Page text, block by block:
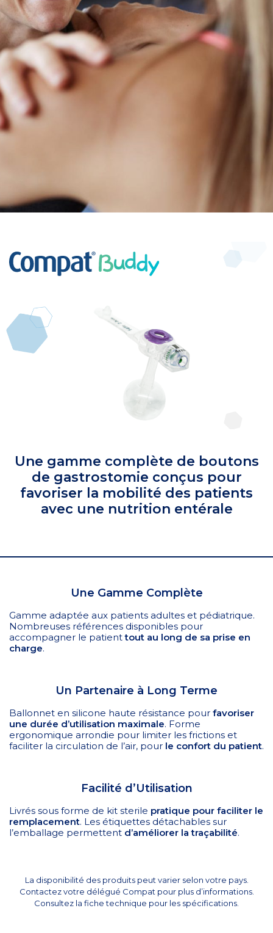
Une gamme complète de boutons
de gastrostomie conçus pour
favoriser la mobilité des patients
avec une nutrition entérale
Une Gamme Complète
Gamme adaptée aux patients adultes et pédiatrique.
Nombreuses références disponibles pour
accompagner le patienttout au long de sa prise en
charge.
Un Partenaire à Long Terme
Ballonnet en silicone haute résistance pour favoriser
une durée d’utilisation maximale. Forme
ergonomique arrondie pour limiter les frictions et
faciliter la circulation de l’air, pour le confort du patient.
Facilité d’Utilisation
Livrés sous forme de kit sterile pratique pour faciliter le
remplacement. Les étiquettes détachables sur
l’emballage permettent d’améliorer la traçabilité.
La disponibilité des produits peut varier selon votre pays.
Contactez votre délégué Compat pour plus d’informations.
Consultez la fiche technique pour les spécifications.